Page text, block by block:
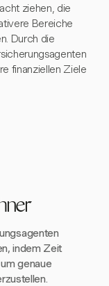
ziehen, die
Bereiche
Durch die
finanziellen Ziele
indem Zeit
genaue